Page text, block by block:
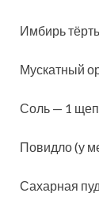
Имбирь
Мускатный
Соль — 1
Повидло (у
Сахарная